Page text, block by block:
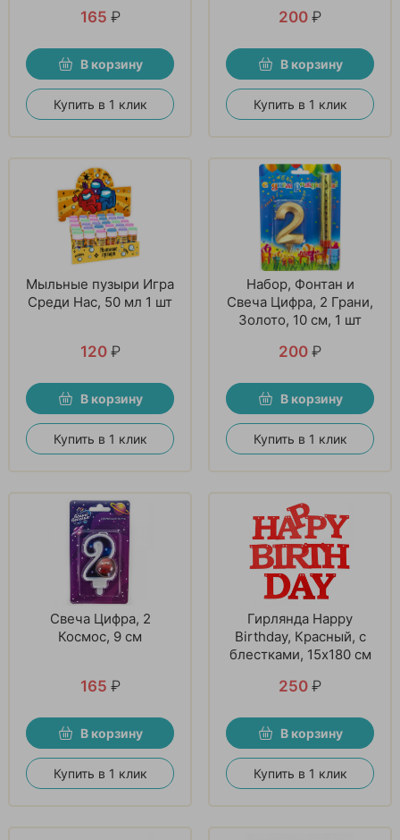
165 ₽
В корзину
Купить в 1 клик
200 ₽
В корзину
Купить в 1 клик
Мыльные пузыри Игра
Среди Нас, 50 мл 1 шт
120 ₽
В корзину
Купить в 1 клик
Набор, Фонтан и
Свеча Цифра, 2 Грани,
Золото, 10 см, 1 шт
200 ₽
В корзину
Купить в 1 клик
Свеча Цифра, 2
Космос, 9 см
165 ₽
В корзину
Купить в 1 клик
Гирлянда Happy
Birthday, Красный, с
блестками, 15х180 см
250 ₽
В корзину
Купить в 1 клик